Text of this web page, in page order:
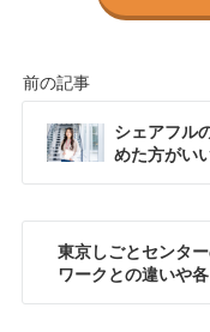
シェアフル
めた方がい
東京しごとセンタ
ワークとの違いや